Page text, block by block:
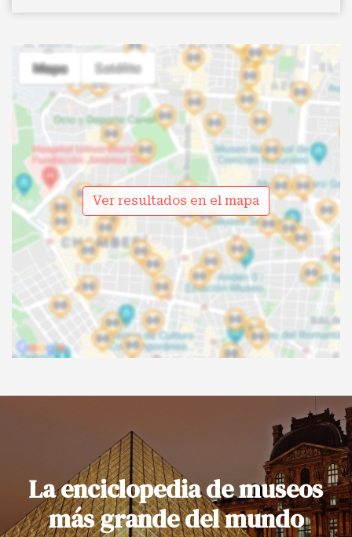
Ver resultados en el mapa
La enciclopedia de museos
más grande del mundo